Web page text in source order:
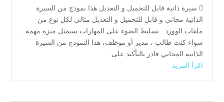
 سيرة ذاتية قابل للتحميل و التعديل هذا نموذج من السيرة
الذاتية مجاني و قابل للتحميل و التعديل مثالي لكل نوع من
ملفات الوورد . تسليط الضوء على المهارات سيمثل ميزة مهمة .
سواء كنت طالب ، مدير أو موظف، هذا النموذج من السيرة
الذاتية المجاني قادر بالتأكيد على...
اقرأ المزيد